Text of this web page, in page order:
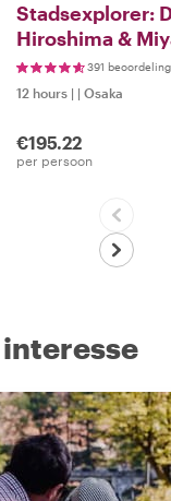
Stadsexplorer:
Hiroshima &
Osaka met de
391
12 hours | | Osaka
€195.22
per persoon